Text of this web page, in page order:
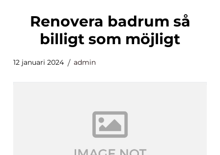
renovera badrum så
billigt som möjligt
12 januari 2024 admin